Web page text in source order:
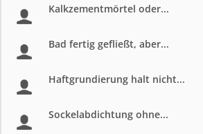
Kalkzementmörtel oder...
Bad fertig gefließt, aber...
Haftgrundierung halt nicht...
Sockelabdichtung ohne...